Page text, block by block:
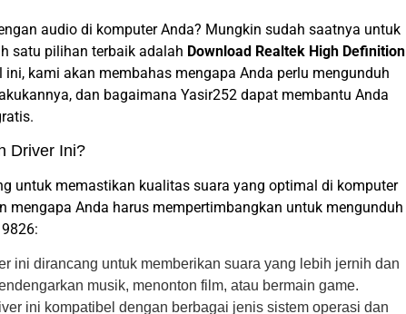
audio di komputer Anda? Mungkin sudah saatnya untuk
satu pilihan terbaik adalah Download Realtek High Definition
ini, kami akan membahas mengapa Anda perlu mengunduh
dan bagaimana Yasir252 dapat membantu Anda
Driver Ini?
untuk memastikan kualitas suara yang optimal di komputer
mengapa Anda harus mempertimbangkan untuk mengunduh
ini dirancang untuk memberikan suara yang lebih jernih dan
musik, menonton film, atau bermain game.
ini kompatibel dengan berbagai jenis sistem operasi dan